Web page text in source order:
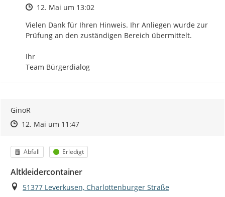
Zeitpunkt des Erstellens
12. Mai um 13:02
Vielen Dank für Ihren Hinweis. Ihr Anliegen wurde zur
Prüfung an den zuständigen Bereich übermittelt.
Ihr
Team Bürgerdialog
GinoR
Zeitpunkt des Erstellens
Zeitpunkt des Erstellens
12. Mai um 11:47Zur Äußerung
Kategorie
Abfall Status
Erledigt
Altkleidercontainer
Ort
51377 Leverkusen, Charlottenburger Straße